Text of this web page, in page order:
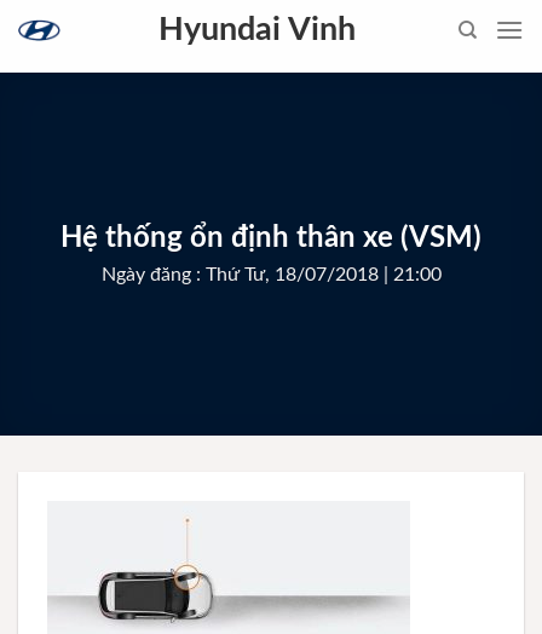
content
Hyundai Vinh
Hệ thống ổn định thân xe (VSM)
Ngày đăng : Thứ Tư, 18/07/2018 | 21:00